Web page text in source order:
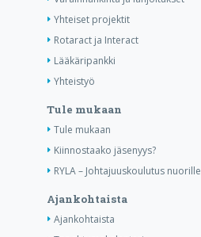
Yhteiset projektit
Rotaract ja Interact
Lääkäripankki
Yhteistyö
Tule mukaan
Tule mukaan
Kiinnostaako jäsenyys?
RYLA – Johtajuuskoulutus nuorille
Ajankohtaista
Ajankohtaista